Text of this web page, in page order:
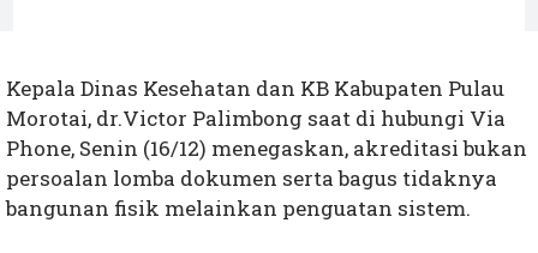
Kepala Dinas Kesehatan dan KB Kabupaten Pulau
Morotai, dr.Victor Palimbong saat di hubungi Via
Phone, Senin (16/12) menegaskan, akreditasi bukan
persoalan lomba dokumen serta bagus tidaknya
bangunan fisik melainkan penguatan sistem.